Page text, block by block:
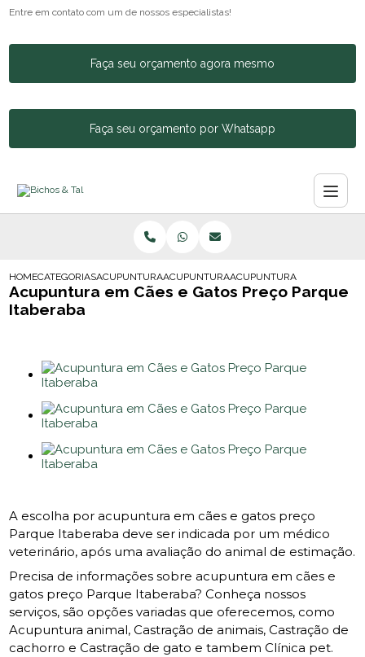
Entre em contato com um de nossos especialistas!
Faça seu orçamento agora mesmo
Faça seu orçamento por Whatsapp
HOMECATEGORIASACUPUNTURA ANIMALACUPUNTURA EM ANIMALACUPUNTURA EM CAES E
Acupuntura em Cães e Gatos Preço Parque
Itaberaba
A escolha por acupuntura em cães e gatos preço
Parque Itaberaba deve ser indicada por um médico
veterinário, após uma avaliação do animal de estimação.
Precisa de informações sobre acupuntura em cães e
gatos preço Parque Itaberaba? Conheça nossos
serviços, são opções variadas que oferecemos, como
Acupuntura animal, Castração de animais, Castração de
cachorro e Castração de gato e tambem Clínica pet.